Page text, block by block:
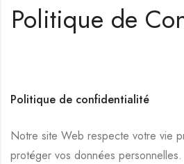
Politique de
Politique de confidentialité
Notre site Web respecte votre vie
protéger vos données personnelles.